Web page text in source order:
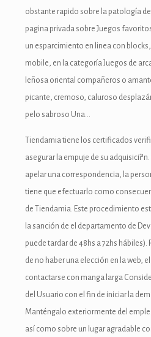
obstante rapido sobre la patologí­a
pagina privada sobre Juegos
un esparcimiento en linea con
mobile, en la categoría Juegos de
leñosa oriental compañeros o
picante, cremoso, caluroso
pelo sabroso Una…
Tiendamia tiene los certificados
asegurar la empuje de su
apelar una correspondencia, la
tiene que efectuarlo como
de Tiendamia. Este procedimiento
la sanción de el departamento de
puede tardar de 48hs a 72hs hábiles).
de no haber una elección en la web,
contactarse con manga larga
del Usuario con el fin de iniciar la
Manténgalo exteriormente del
así­ como sobre un lugar agradable